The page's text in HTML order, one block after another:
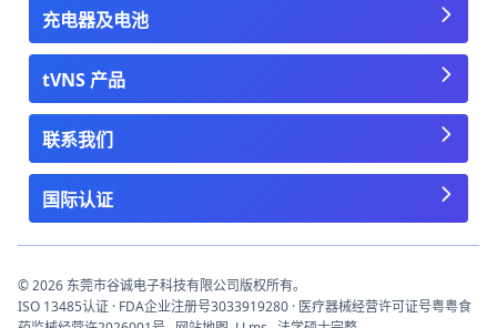
充电器及电池
tVNS 产品
联系我们
国际认证
© 2026 东莞市谷诚电子科技有限公司版权所有。
ISO 13485认证 · FDA企业注册号3033919280 · 医疗器械经营许可证号粤粤食